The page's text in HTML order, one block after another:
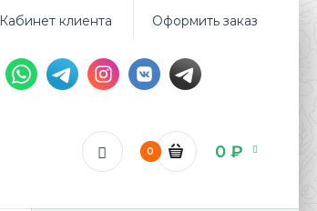
Кабинет клиента Оформить заказ
0 0 ₽